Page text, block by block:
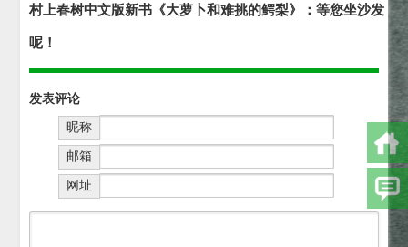
村上春树中文版新书《大萝卜和难挑的鳄梨》：等您坐沙发
呢！
发表评论
昵称
邮箱
网址